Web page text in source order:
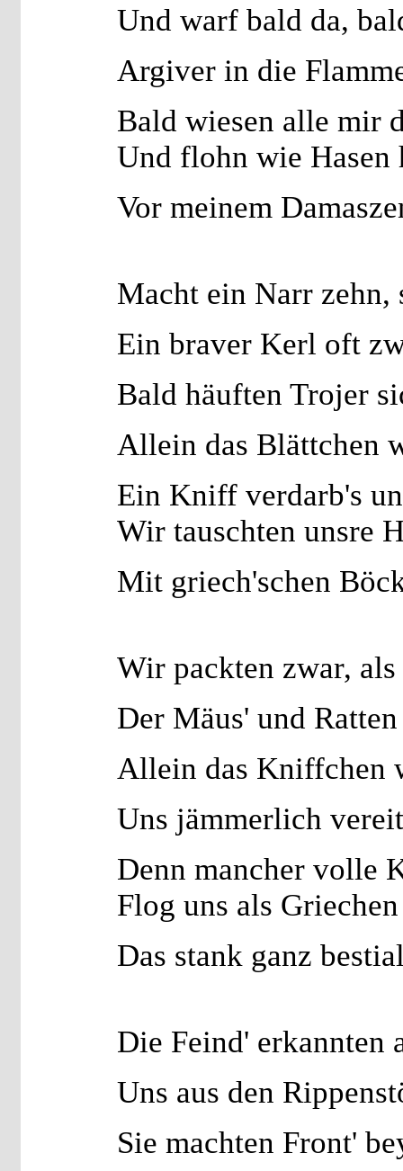
Und warf bald da,
Argiver in die
Bald wiesen alle mir
Und flohn wie Hasen
Vor meinem
Macht ein Narr
Ein braver Kerl oft
Bald häuften Trojer
Allein das Blättchen
Ein Kniff verdarb's
Wir tauschten unsre
Mit griech'schen
Wir packten zwar,
Der Mäus' und
Allein das Kniffchen
Uns jämmerlich
Denn mancher volle
Flog uns als
Das stank ganz
Die Feind' erkannten
Uns aus den
Sie machten Front'